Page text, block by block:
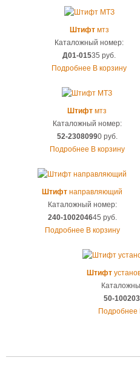
Штифтмтз
Каталожный номер:
Д01-01535 руб.
Подробнее В корзину
Штифт мтз
Каталожный номер:
52-23080990 руб.
Подробнее В корзину
Штифт направляющий
Каталожный номер:
240-100204645 руб.
Подробнее В корзину
Штифт
50-
Подробнее